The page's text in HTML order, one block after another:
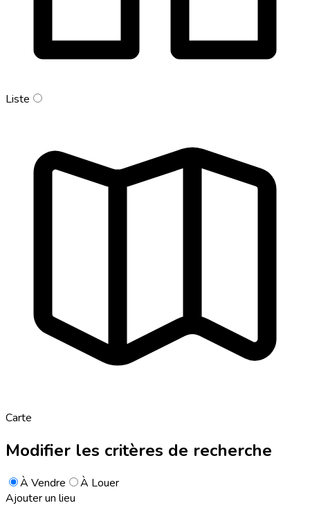
Liste
Carte
Modifier les critères de recherche
À Vendre
À Louer
Ajouter un lieu